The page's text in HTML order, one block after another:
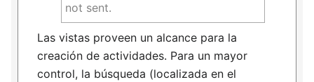
not sent.
Las vistas proveen un alcance para la
creación de actividades. Para un mayor
control, la búsqueda (localizada en el